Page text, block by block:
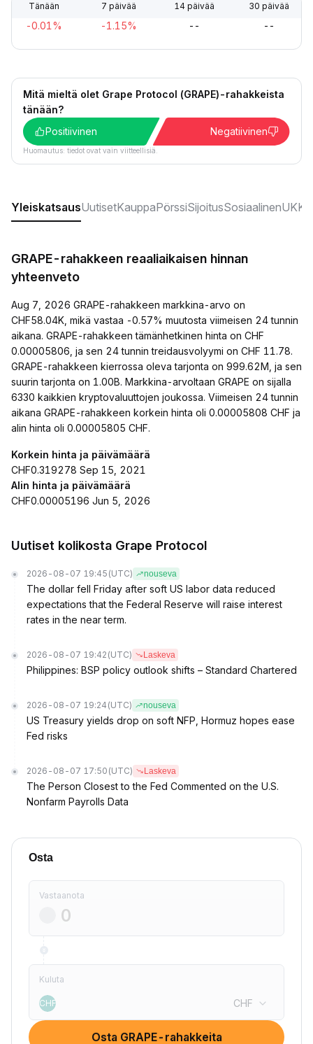
Tänään 7 päivää 14 päivää 30 päivää
-0.01% -1.15% -- --
Mitä mieltä olet Grape Protocol (GRAPE)-rahakkeista
tänään?
Positiivinen
Negatiivinen
Huomautus: tiedot ovat vain viitteellisiä.
YleiskatsausUutisetKauppaPörssiSijoitusSosiaalinenUKK:t
GRAPE-rahakkeen reaaliaikaisen hinnan
yhteenveto
Aug 7, 2026 GRAPE-rahakkeen markkina-arvo on
CHF58.04K, mikä vastaa -0.57% muutosta viimeisen 24 tunnin
aikana. GRAPE-rahakkeen tämänhetkinen hinta on CHF
0.00005806, ja sen 24 tunnin treidausvolyymi on CHF 11.78.
GRAPE-rahakkeen kierrossa oleva tarjonta on 999.62M, ja sen
suurin tarjonta on 1.00B. Markkina-arvoltaan GRAPE on sijalla
6330 kaikkien kryptovaluuttojen joukossa. Viimeisen 24 tunnin
aikana GRAPE-rahakkeen korkein hinta oli 0.00005808 CHF ja
alin hinta oli 0.00005805 CHF.
Korkein hinta ja päivämäärä
CHF0.319278 Sep 15, 2021
Alin hinta ja päivämäärä
CHF0.00005196 Jun 5, 2026
Uutiset kolikosta Grape Protocol
2026-08-07 19:45 (UTC) nouseva
The dollar fell Friday after soft US labor data reduced
expectations that the Federal Reserve will raise interest
rates in the near term.
2026-08-07 19:42 (UTC) Laskeva
Philippines: BSP policy outlook shifts – Standard Chartered
2026-08-07 19:24 (UTC) nouseva
US Treasury yields drop on soft NFP, Hormuz hopes ease
Fed risks
2026-08-07 17:50 (UTC) Laskeva
The Person Closest to the Fed Commented on the U.S.
Nonfarm Payrolls Data
Osta
Vastaanota
Kuluta
CHF CHF
Osta GRAPE-rahakkeita